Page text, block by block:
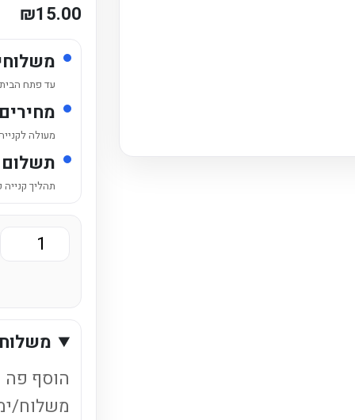
₪15.00
עד פתח
מעולה
תהליך
כמות
פירות
יער
מוגז
הוסף פה
משלוח/